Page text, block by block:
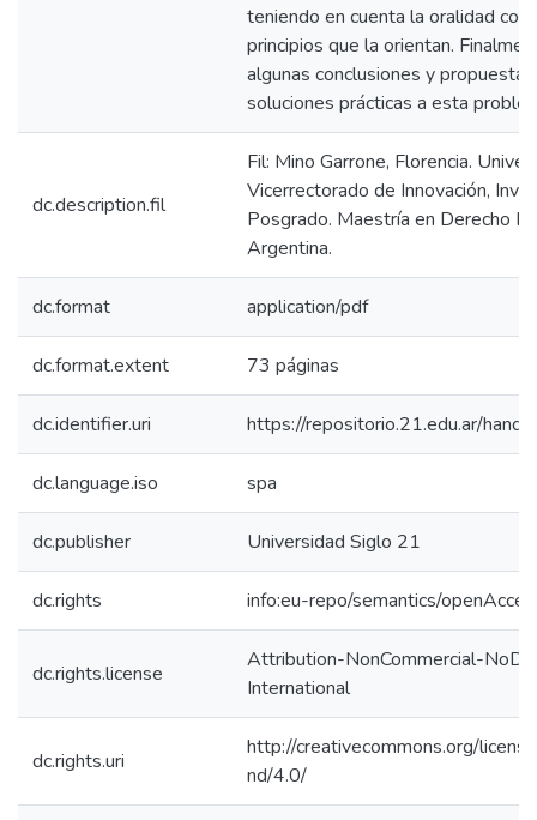
teniendo en cuenta la oralidad
principios que la orientan.
algunas conclusiones y
soluciones prácticas a esta
dc.description.fil
Fil: Mino Garrone, Florencia.
Vicerrectorado de Innovación,
Posgrado. Maestría en Derecho
Argentina.
dc.format application/pdf
dc.format.extent 73 páginas
dc.identifier.uri https://repositorio.21.edu.ar/
dc.language.iso spa
dc.publisher Universidad Siglo 21
dc.rights info:eu-repo/semantics/
dc.rights.license
Attribution-NonCommercial-
International
dc.rights.uri
http://creativecommons.org/
nd/4.0/